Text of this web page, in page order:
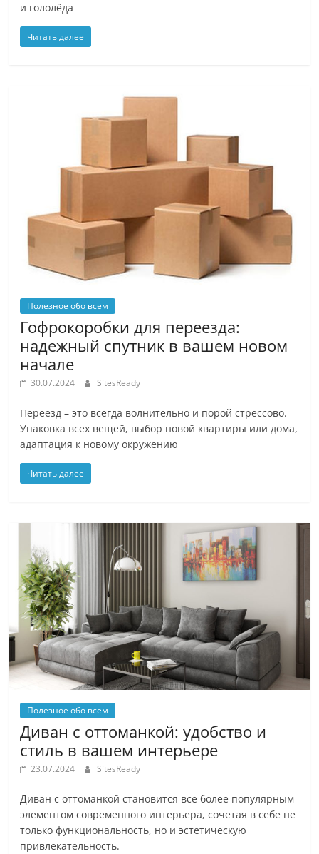
и гололёда
Читать далее
Полезное обо всем
Гофрокоробки для переезда:
надежный спутник в вашем новом
начале
30.07.2024 SitesReady
Переезд – это всегда волнительно и порой стрессово.
Упаковка всех вещей, выбор новой квартиры или дома,
адаптация к новому окружению
Читать далее
Полезное обо всем
Диван с оттоманкой: удобство и
стиль в вашем интерьере
23.07.2024 SitesReady
Диван с оттоманкой становится все более популярным
элементом современного интерьера, сочетая в себе не
только функциональность, но и эстетическую
привлекательность.